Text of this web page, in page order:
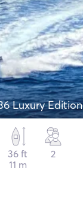
Luxury Edition
36 ft
11 m
2